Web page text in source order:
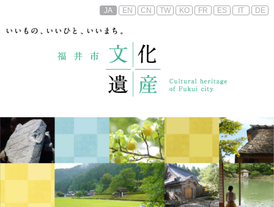
JA EN CN TW KO FR ES IT DE